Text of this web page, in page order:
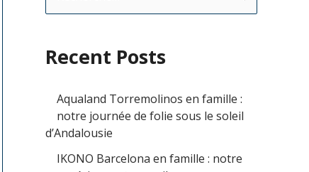
h
c
Recent Posts
Aqualand Torremolinos en famille :
notre journée de folie sous le soleil
d’Andalousie
IKONO Barcelona en famille : notre